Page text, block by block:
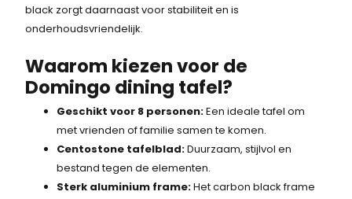
black zorgt daarnaast voor stabiliteit en is
onderhoudsvriendelijk.
Waarom kiezen voor de
Domingo dining tafel?
Geschikt voor 8 personen:Een ideale tafel om
met vrienden of familie samen te komen.
Centostone tafelblad:Duurzaam, stijlvol en
bestand tegen de elementen.
Sterk aluminium frame:Het carbon black frame